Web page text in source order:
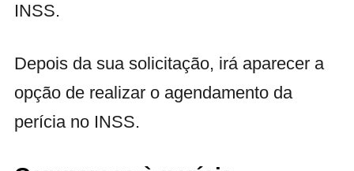
INSS.
Depois da sua solicitação, irá aparecer a
opção de realizar o agendamento da
perícia no INSS.